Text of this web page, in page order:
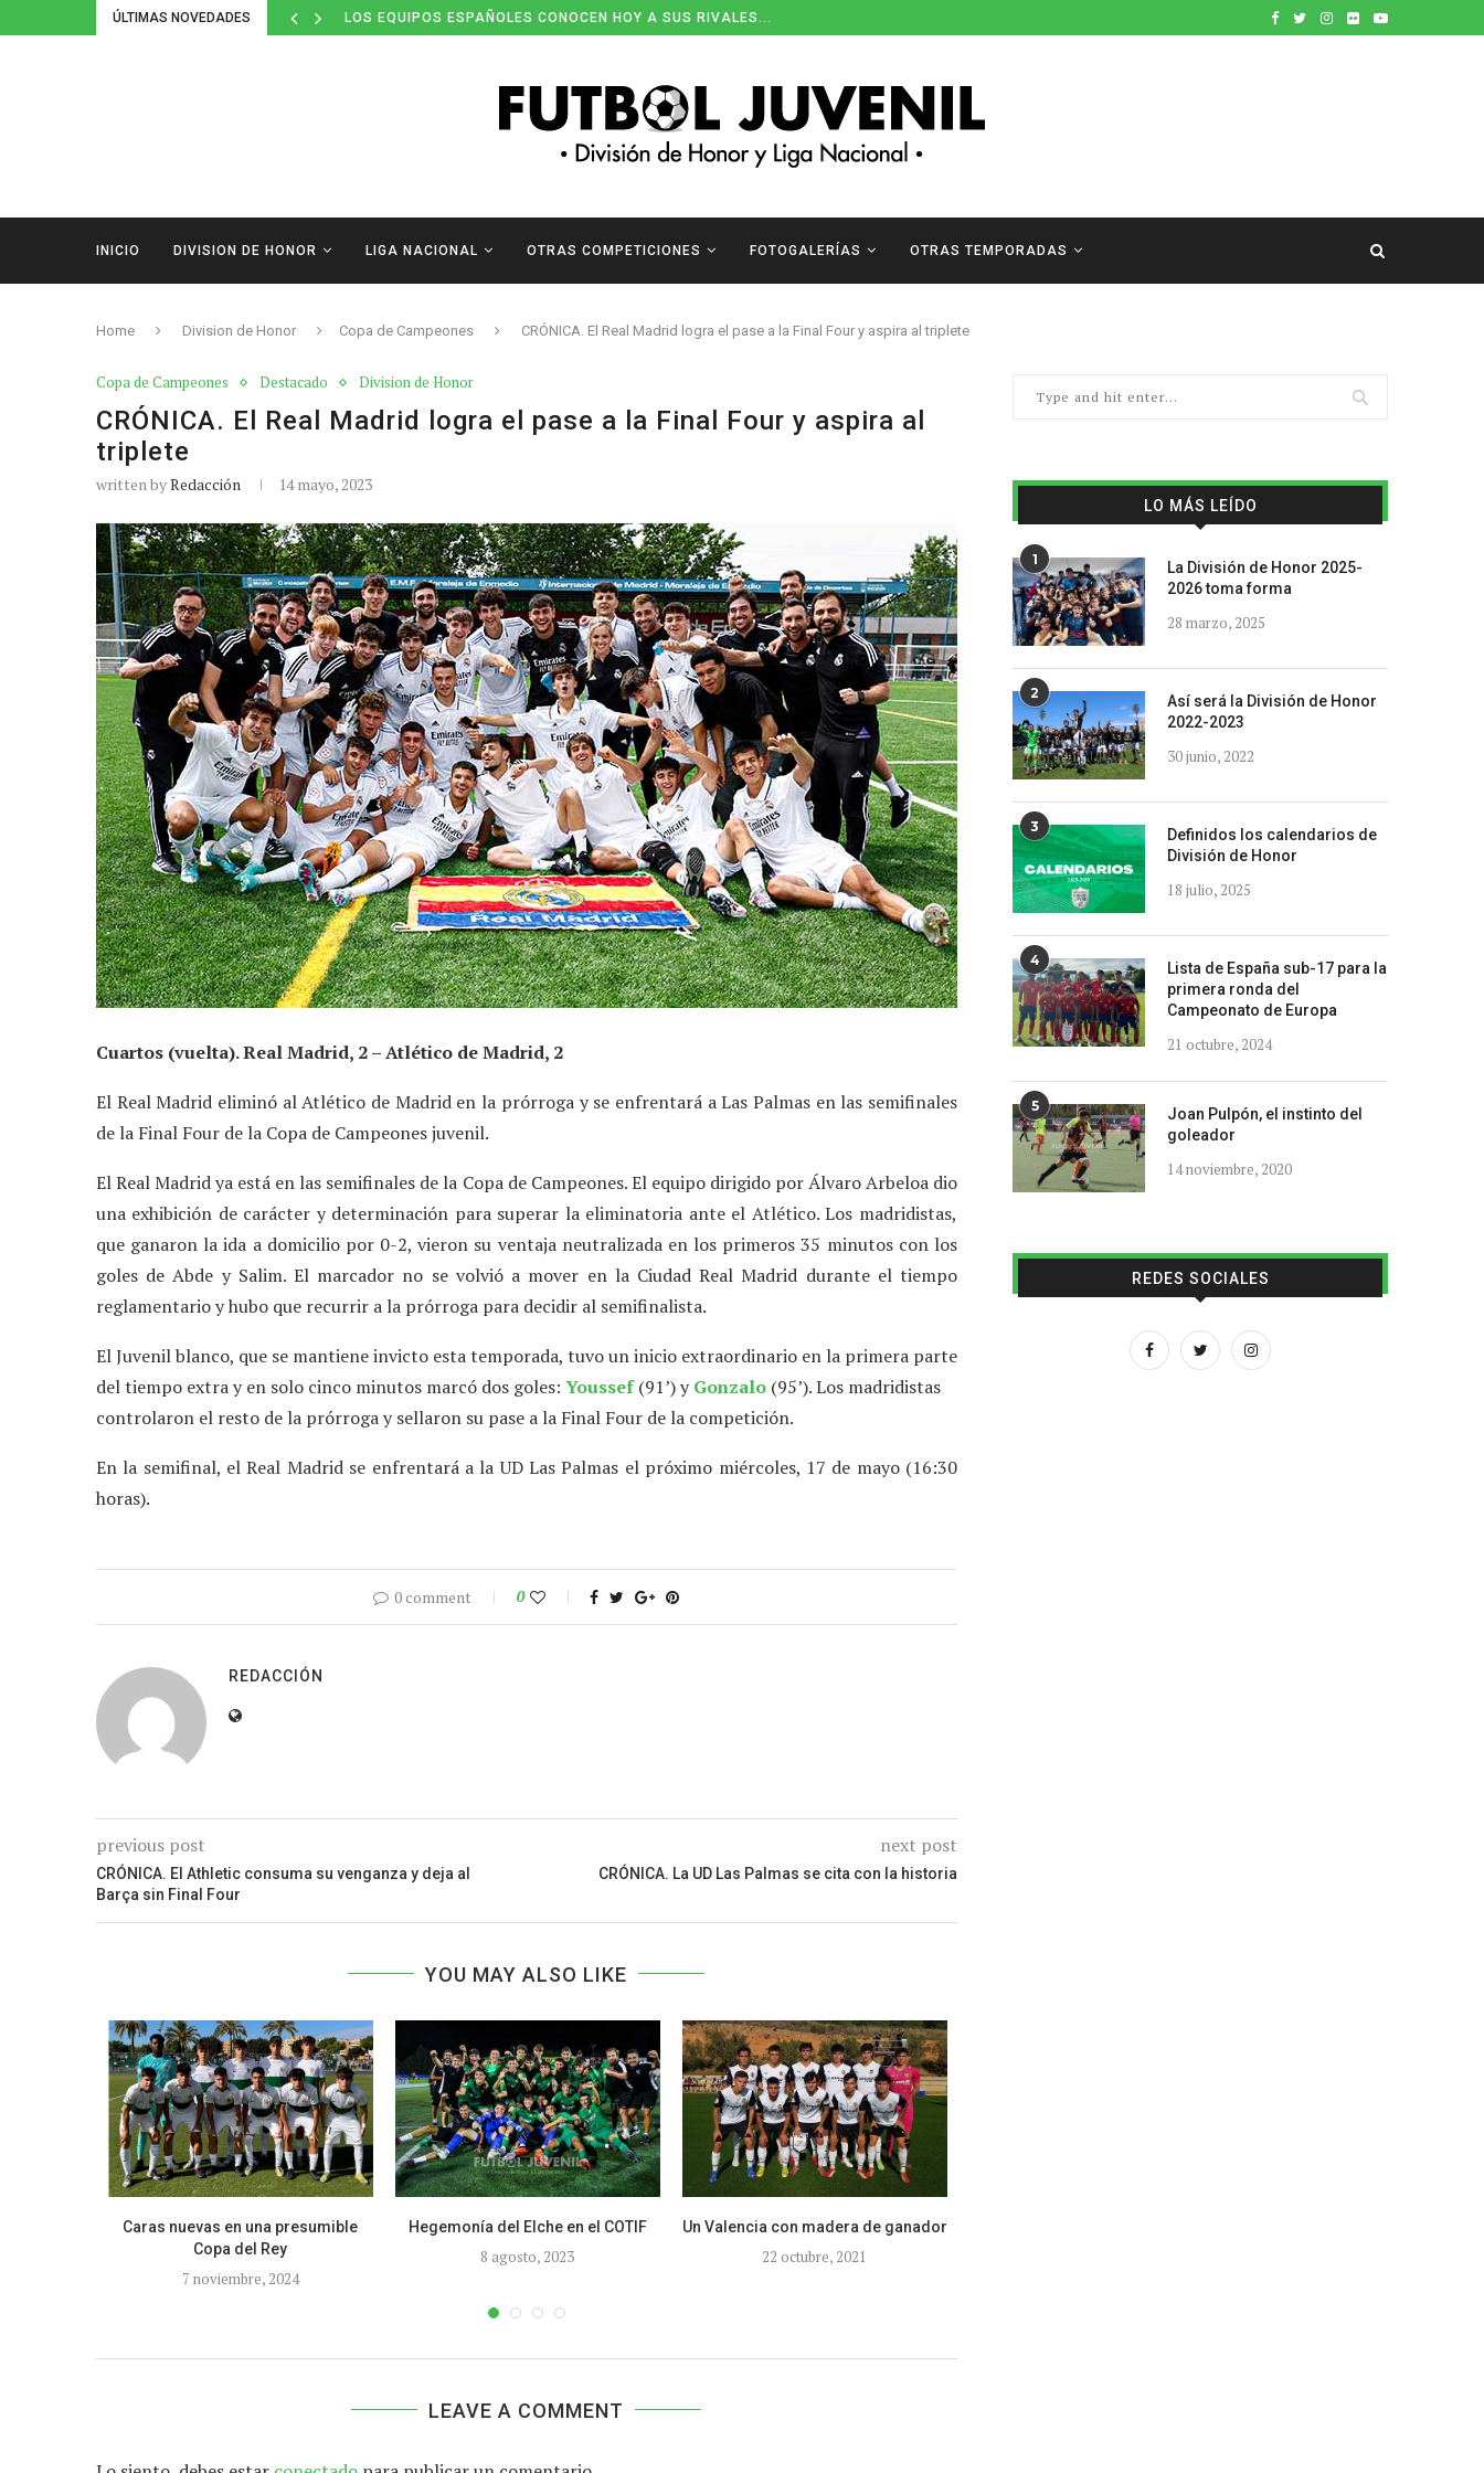
ÚLTIMAS NOVEDADES LOS EQUIPOS ESPAÑOLES CONOCEN HOY A SUS RIVALES...
INICIO DIVISION DE HONOR LIGA NACIONAL OTRAS COMPETICIONES FOTOGALERÍAS OTRAS TEMPORADAS
Home Division de Honor Copa de Campeones CRÓNICA. El Real Madrid logra el pase a la Final Four y aspira al triplete
Copa de Campeones Destacado Division de Honor
CRÓNICA. El Real Madrid logra el pase a la Final Four y aspira al
triplete
written byRedacción 14 mayo, 2023
Cuartos (vuelta). Real Madrid, 2 – Atlético de Madrid, 2
El Real Madrid eliminó al Atlético de Madrid en la prórroga y se enfrentará a Las Palmas en las semifinales
de la Final Four de la Copa de Campeones juvenil.
El Real Madrid ya está en las semifinales de la Copa de Campeones. El equipo dirigido por Álvaro Arbeloa dio
una exhibición de carácter y determinación para superar la eliminatoria ante el Atlético. Los madridistas,
que ganaron la ida a domicilio por 0-2, vieron su ventaja neutralizada en los primeros 35 minutos con los
goles de Abde y Salim. El marcador no se volvió a mover en la Ciudad Real Madrid durante el tiempo
reglamentario y hubo que recurrir a la prórroga para decidir al semifinalista.
El Juvenil blanco, que se mantiene invicto esta temporada, tuvo un inicio extraordinario en la primera parte
del tiempo extra y en solo cinco minutos marcó dos goles: Youssef(91’) yGonzalo (95’). Los madridistas
controlaron el resto de la prórroga y sellaron su pase a la Final Four de la competición.
En la semifinal, el Real Madrid se enfrentará a la UD Las Palmas el próximo miércoles, 17 de mayo (16:30
horas).
0 comment 0
REDACCIÓN
previous post
CRÓNICA. El Athletic consuma su venganza y deja al
Barça sin Final Four
next post
CRÓNICA. La UD Las Palmas se cita con la historia
YOU MAY ALSO LIKE
Caras nuevas en una presumible
Copa del Rey
7 noviembre, 2024
Hegemonía del Elche en el COTIF
8 agosto, 2023
Un Valencia con madera de ganador
22 octubre, 2021
LEAVE A COMMENT
LO MÁS LEÍDO
1
La División de Honor 2025-
2026 toma forma
28 marzo, 2025
2
Así será la División de Honor
2022-2023
30 junio, 2022
3
Definidos los calendarios de
División de Honor
18 julio, 2025
4
Lista de España sub-17 para la
primera ronda del
Campeonato de Europa
21 octubre, 2024
5
Joan Pulpón, el instinto del
goleador
14 noviembre, 2020
REDES SOCIALES